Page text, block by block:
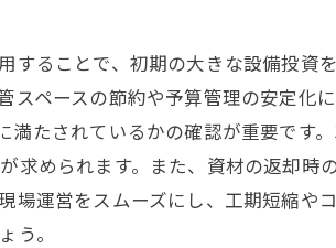
することで、初期の大きな設備投資
スペースの節約や予算管理の安定化
満たされているかの確認が重要です
求められます。また、資材の返却時
場運営をスムーズにし、工期短縮や
う。